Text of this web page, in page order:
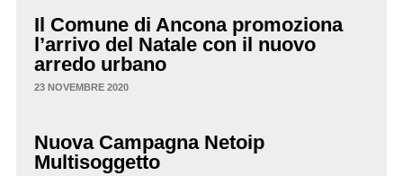
Il Comune di Ancona promoziona
l’arrivo del Natale con il nuovo
arredo urbano
23 NOVEMBRE 2020
Nuova Campagna Netoip
Multisoggetto